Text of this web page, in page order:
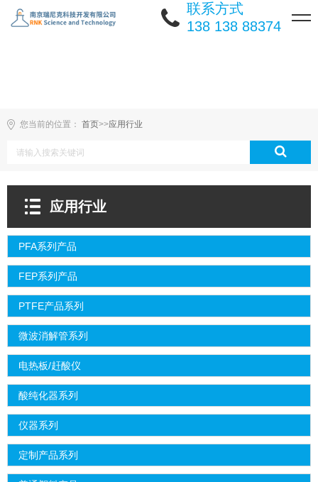
联系方式
138 138 88374
您当前的位置： 首页>>应用行业
应用行业
PFA系列产品
FEP系列产品
PTFE产品系列
微波消解管系列
电热板/赶酸仪
酸纯化器系列
仪器系列
定制产品系列